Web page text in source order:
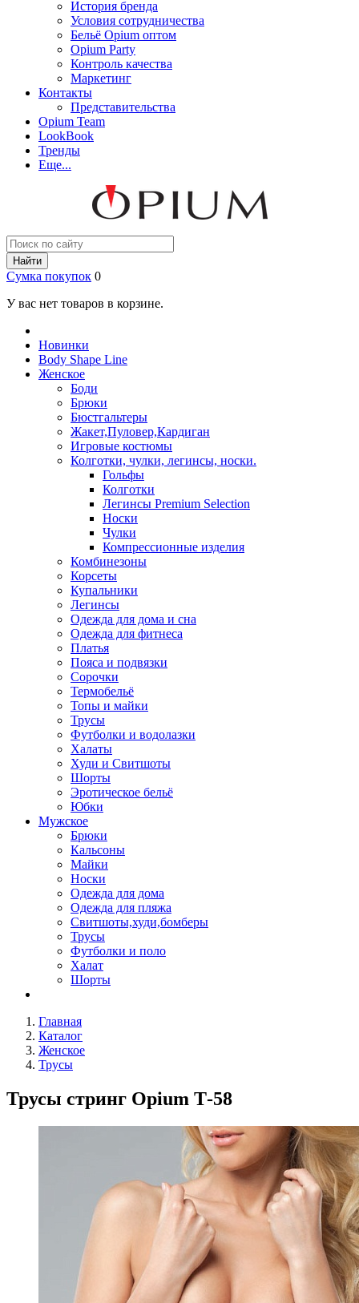
История бренда
Условия сотрудничества
Бельё Opium оптом
Opium Party
Контроль качества
Маркетинг
Контакты
Представительства
Opium Team
LookBook
Тренды
Еще...
Найти
Сумка покупок 0
У вас нет товаров в корзине.
Новинки
Body Shape Line
Женское
Боди
Брюки
Бюстгальтеры
Жакет,Пуловер,Кардиган
Игровые костюмы
Колготки, чулки, легинсы, носки.
Гольфы
Колготки
Легинсы Premium Selection
Носки
Чулки
Компрессионные изделия
Комбинезоны
Корсеты
Купальники
Легинсы
Одежда для дома и сна
Одежда для фитнеса
Платья
Пояса и подвязки
Сорочки
Термобельё
Топы и майки
Трусы
Футболки и водолазки
Халаты
Худи и Свитшоты
Шорты
Эротическое бельё
Юбки
Мужское
Брюки
Кальсоны
Майки
Носки
Одежда для дома
Одежда для пляжа
Свитшоты,худи,бомберы
Трусы
Футболки и поло
Халат
Шорты
Главная
Каталог
Женское
Трусы
Трусы стринг Opium Т-58